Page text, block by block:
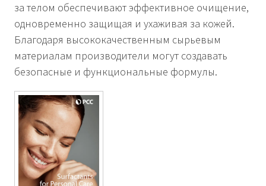
за телом обеспечивают эффективное очищение,
одновременно защищая и ухаживая за кожей.
Благодаря высококачественным сырьевым
материалам производители могут создавать
безопасные и функциональные формулы.